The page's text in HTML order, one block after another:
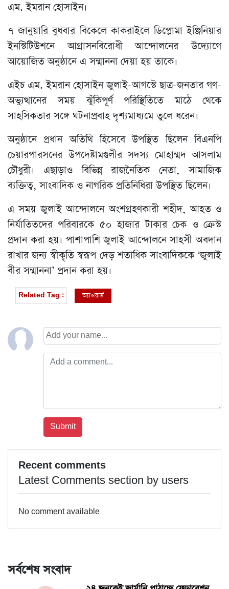
এম. ইমরান হোসাইন।
৭ জানুয়ারি বুধবার বিকেলে কাকরাইলে ডিপ্লোমা ইঞ্জিনিয়ার
ইনস্টিটিউশনে আগ্রাসনবিরোধী আন্দোলনের উদ্যোগে
আয়োজিত অনুষ্ঠানে এ সম্মাননা দেয়া হয় তাকে।
এইচ এম. ইমরান হোসাইন জুলাই-আগস্টে ছাত্র-জনতার গণ-
অভ্যুত্থানের সময় ঝুঁকিপূর্ণ পরিস্থিতিতে মাঠে থেকে
সাহসিকতার সঙ্গে ঘটনাপ্রবাহ দৃশ্যমাধ্যমে তুলে ধরেন।
অনুষ্ঠানে প্রধান অতিথি হিসেবে উপস্থিত ছিলেন বিএনপি
চেয়ারপারসনের উপদেষ্টামণ্ডলীর সদস্য মোহাম্মদ আসলাম
চৌধুরী। এছাড়াও বিভিন্ন রাজনৈতিক নেতা, সামাজিক
ব্যক্তিত্ব, সাংবাদিক ও নাগরিক প্রতিনিধিরা উপস্থিত ছিলেন।
এ সময় জুলাই আন্দোলনে অংশগ্রহণকারী শহীদ, আহত ও
নির্যাতিতদের পরিবারকে ৫০ হাজার টাকার চেক ও ক্রেস্ট
প্রদান করা হয়। পাশাপাশি জুলাই আন্দোলনে সাহসী অবদান
রাখার জন্য স্বীকৃতি স্বরূপ দেড় শতাধিক সাংবাদিককে ‘জুলাই
বীর সম্মাননা’ প্রদান করা হয়।
Related Tag : অ্যাওয়ার্ড
Recent comments
Latest Comments section by users
No comment available
সর্বশেষ সংবাদ